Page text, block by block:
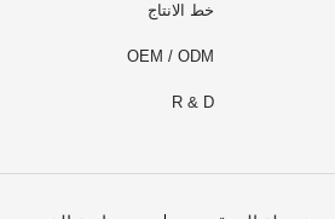
خط الانتاج
OEM / ODM
R & D